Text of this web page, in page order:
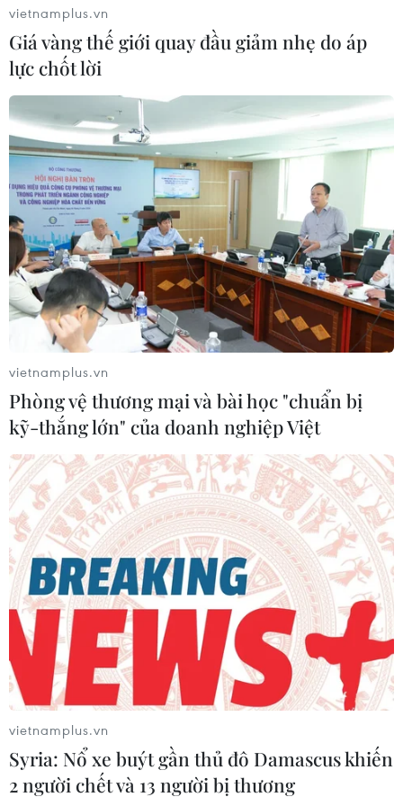
Việt Nam tham gia Hội chợ Thực phẩm
Quốc tế Hong Kong 2023
17/08/2023 14:45
Hội chợ thực phẩm quốc tế là một trong những sự kiện
quan trọng nhất trong ngành thực phẩm tại Hong Kong,
là nơi gặp gỡ, kết nối của các nhà xuất khẩu, nhập
khẩu đầu ngành trong lĩnh vực thực phẩm.
vietnamplus.vn
Giá vàng thế giới quay đầu giảm nhẹ do áp
lực chốt lời
vietnamplus.vn
Phòng vệ thương mại và bài học "chuẩn bị
kỹ-thắng lớn" của doanh nghiệp Việt
vietnamplus.vn
Syria: Nổ xe buýt gần thủ đô Damascus khiến
2 người chết và 13 người bị thương